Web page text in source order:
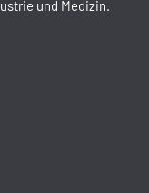
und Medizin.